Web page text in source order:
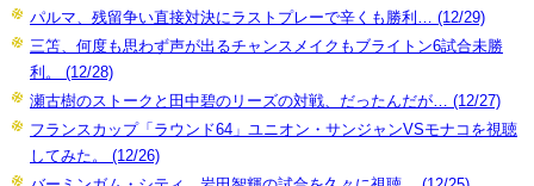
パルマ、残留争い直接対決にラストプレーで辛くも勝利… (12/29)
三笘、何度も思わず声が出るチャンスメイクもブライトン6試合未勝
利。 (12/28)
瀬古樹のストークと田中碧のリーズの対戦、だったんだが… (12/27)
フランスカップ「ラウンド64」ユニオン・サンジャンVSモナコを視聴
してみた。 (12/26)